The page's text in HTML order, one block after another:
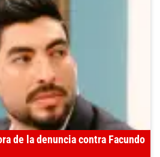
de la denuncia contra Facundo